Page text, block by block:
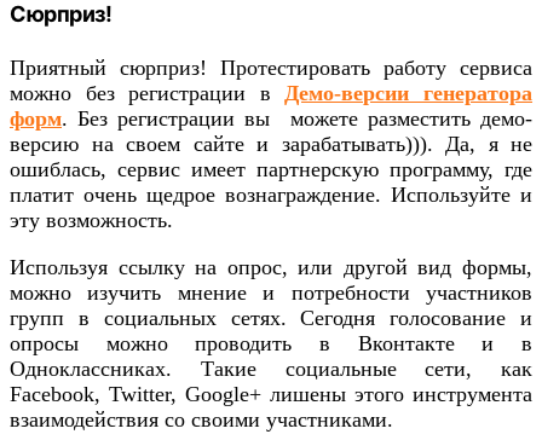
Сюрприз!
Приятный сюрприз! Протестировать работу сервиса
можно без регистрации вДемо-версии генератора
форм. Без регистрации вы можете разместить демо-
версию на своем сайте и зарабатывать))). Да, я не
ошиблась, сервис имеет партнерскую программу, где
платит очень щедрое вознаграждение. Используйте и
эту возможность.
Используя ссылку на опрос, или другой вид формы,
можно изучить мнение и потребности участников
групп в социальных сетях. Сегодня голосование и
опросы можно проводить в Вконтакте и в
Одноклассниках. Такие социальные сети, как
Facebook, Twitter, Google+ лишены этого инструмента
взаимодействия со своими участниками.